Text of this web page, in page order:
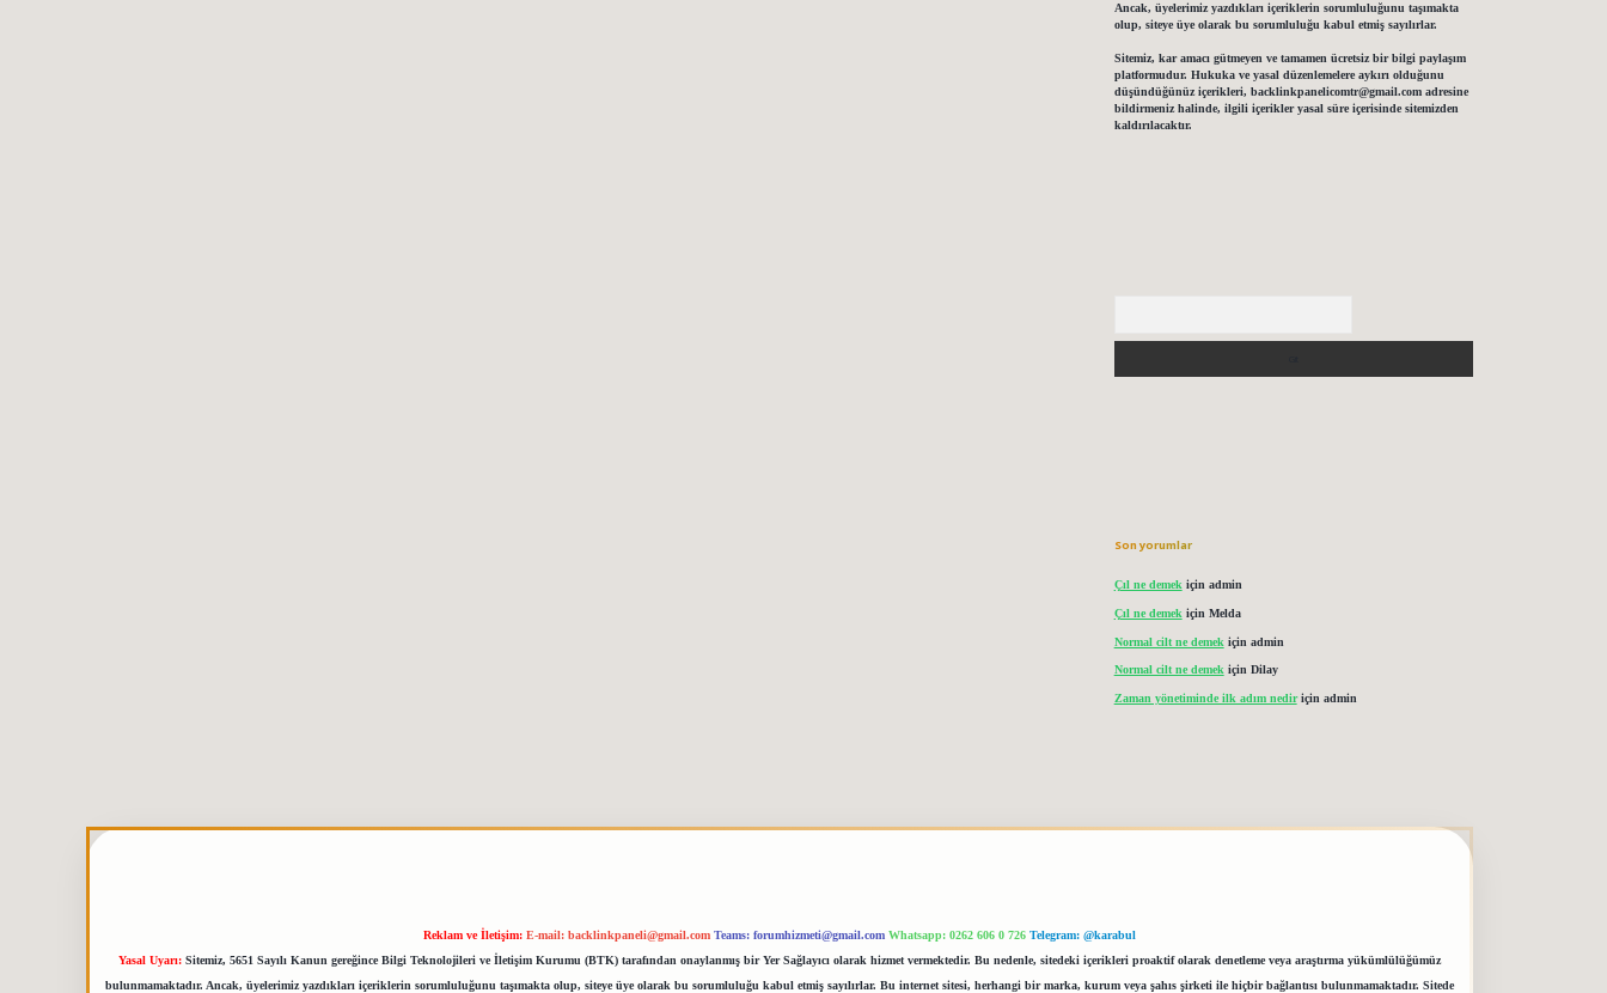
Ancak, üyelerimiz yazdıkları içeriklerin sorumluluğunu taşımakta
olup, siteye üye olarak bu sorumluluğu kabul etmiş sayılırlar.
Sitemiz, kar amacı gütmeyen ve tamamen ücretsiz bir bilgi paylaşım
platformudur. Hukuka ve yasal düzenlemelere aykırı olduğunu
düşündüğünüz içerikleri, backlinkpanelicomtr@gmail.comadresine
bildirmeniz halinde, ilgili içerikler yasal süre içerisinde sitemizden
kaldırılacaktır.
Son yorumlar
Çıl ne demekiçin admin
Çıl ne demek için Melda
Normal cilt ne demek için admin
Normal cilt ne demek için Dilay
Zaman yönetiminde ilk adım nediriçin admin
Reklam ve İletişim: E-mail: backlinkpaneli@gmail.com Teams: forumhizmeti@gmail.com Whatsapp: 0262 606 0 726 Telegram: @karabul
Yasal Uyarı: Sitemiz, 5651 Sayılı Kanun gereğince Bilgi Teknolojileri ve İletişim Kurumu (BTK) tarafından onaylanmış bir Yer Sağlayıcı olarak hizmet vermektedir. Bu nedenle, sitedeki içerikleri proaktif olarak denetleme veya araştırma yükümlülüğümüz
bulunmamaktadır. Ancak, üyelerimiz yazdıkları içeriklerin sorumluluğunu taşımakta olup, siteye üye olarak bu sorumluluğu kabul etmiş sayılırlar. Bu internet sitesi, herhangi bir marka, kurum veya şahıs şirketi ile hiçbir bağlantısı bulunmamaktadır. Sitede